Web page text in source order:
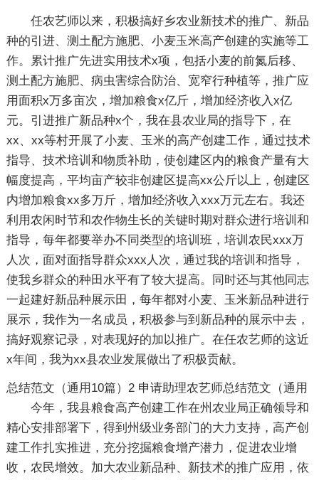
任农艺师以来，积极搞好乡农业新技术的推广、新品
种的引进、测土配方施肥、小麦玉米高产创建的实施等工
作。累计推广先进实用技术x项，包括小麦的前氮后移、
测土配方施肥、病虫害综合防治、宽窄行种植等，推广应
用面积x万多亩次，增加粮食x亿斤，增加经济收入x亿
元。引进推广新品种x个，我在县农业局的指导下，在
xx、xx等村开展了小麦、玉米的高产创建工作，通过技术
指导、技术培训和物质补助，使创建区内的粮食产量有大
幅度提高，平均亩产较非创建区提高xx公斤以上，创建区
内增加粮食xx多万斤，增加经济收入xxx万元左右。我还
利用农闲时节和农作物生长的关键时期对群众进行培训和
指导，每年都要举办不同类型的培训班，培训农民xxx万
人次，面对面指导群众xxx人次，通过我的培训和指导，
使我乡群众的种田水平有了较大提高。同时还与其他同志
一起建好新品种展示田，每年都对小麦、玉米新品种进行
展示，我作为一名成员，积极参与到新品种的展示中去，
搞好观察记录，对表现好的加以推广。在任农艺师的这近
x年间，我为xx县农业发展做出了积极贡献。
总结范文（通用10篇）2
今年，我县粮食高产创建工作在州农业局正确领导和
精心安排部署下，得到州级业务部门的大力支持，高产创
建工作扎实推进，充分挖掘粮食增产潜力，促进农业增
收，农民增效。加大农业新品种、新技术的推广应用，依
申请助理农艺师总结范文（通用